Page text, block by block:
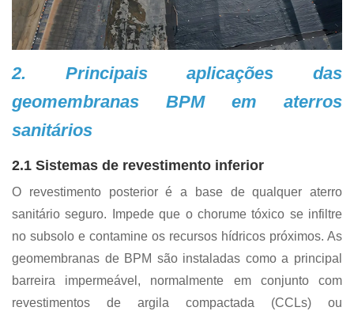
2. Principais aplicações das
geomembranas BPM em aterros
sanitários
2.1 Sistemas de revestimento inferior
O revestimento posterior é a base de qualquer aterro
sanitário seguro. Impede que o chorume tóxico se infiltre
no subsolo e contamine os recursos hídricos próximos. As
geomembranas de BPM são instaladas como a principal
barreira impermeável, normalmente em conjunto com
revestimentos de argila compactada (CCLs) ou